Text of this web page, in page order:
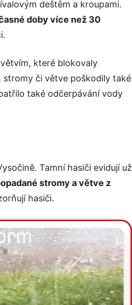
deštěm a kroupami.
doby více než 30
které blokovaly
stromy či větve poškodily také
také odčerpávání vody
Tamní hasiči evidují už
stromy a větve z
hasiči.